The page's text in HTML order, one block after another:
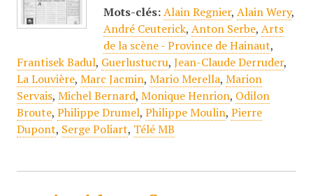
Mots-clés: Alain Regnier, Alain Wery,
André Ceuterick, Anton Serbe, Arts
de la scène - Province de Hainaut,
Frantisek Badul, Guerlustucru, Jean-Claude Derruder,
La Louvière, Marc Jacmin, Mario Merella, Marion
Servais, Michel Bernard, Monique Henrion, Odilon
Broute, Philippe Drumel, Philippe Moulin, Pierre
Dupont, Serge Poliart, Télé MB